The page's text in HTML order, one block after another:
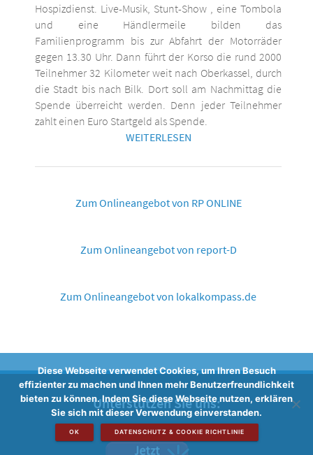
Hospizdienst. Live-Musik, Stunt-Show , eine Tombola
und eine Händlermeile bilden das
Familienprogramm bis zur Abfahrt der Motorräder
gegen 13.30 Uhr. Dann führt der Korso die rund 2000
Teilnehmer 32 Kilometer weit nach Oberkassel, durch
die Stadt bis nach Bilk. Dort soll am Nachmittag die
Spende überreicht werden. Denn jeder Teilnehmer
zahlt einen Euro Startgeld als Spende.
WEITERLESEN
Zum Onlineangebot von RP ONLINE
Zum Onlineangebot von report-D
Zum Onlineangebot von lokalkompass.de
Unterstützen Sie uns:
Diese Webseite verwendet Cookies, um Ihren Besuch
effizienter zu machen und Ihnen mehr Benutzerfreundlichkeit
bieten zu können. Indem Sie diese Webseite nutzen, erklären
Sie sich mit dieser Verwendung einverstanden.
OK DATENSCHUTZ & COOKIE RICHTLINIE